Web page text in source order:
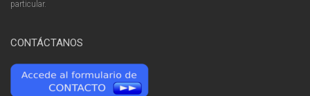
particular.
CONTÁCTANOS